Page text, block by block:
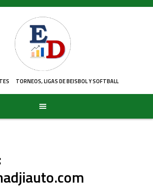
TORNEOS, LIGAS DE BEISBOL Y SOFTBALL